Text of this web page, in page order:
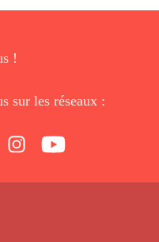
!
sur les réseaux :